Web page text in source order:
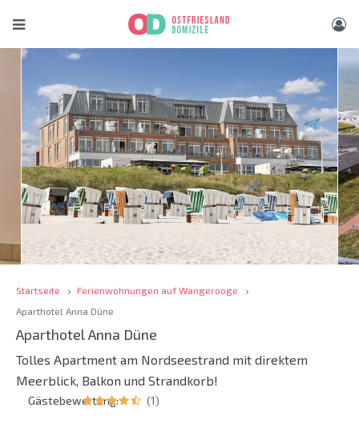
Startseite
Ferienwohnungen auf Wangerooge
Aparthotel Anna Düne
Aparthotel Anna Düne
Tolles Apartment am Nordseestrand mit direktem
Meerblick, Balkon und Strandkorb!
Gästebewertung: (1)